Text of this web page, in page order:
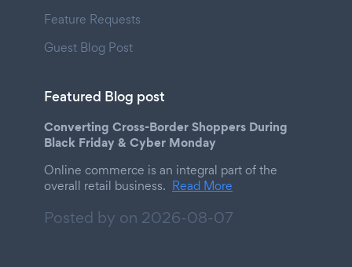
Feature Requests
Guest Blog Post
Featured Blog post
Converting Cross-Border Shoppers During
Black Friday & Cyber Monday
Online commerce is an integral part of the
overall retail business. Read More
Posted by on 2026-08-07